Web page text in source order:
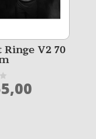
Ringe V2 70